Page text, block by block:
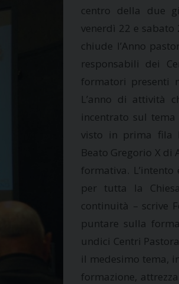
centro della due
venerdì 22 e sabato
chiude l’Anno
responsabili dei
formatori presenti
L’anno di attività
incentrato sul
visto in prima fila
Beato Gregorio X di
formativa.
per tutta la
continuità – scrive
puntare sulla
undici Centri
il medesimo tema,
formazione,